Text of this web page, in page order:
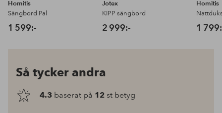
Homitis
Sängbord Pal
1 599:-
Jotex
KIPP sängbord
2 999:-
Homitis
1
Så tycker andra
4.3 baserat på 12 st betyg